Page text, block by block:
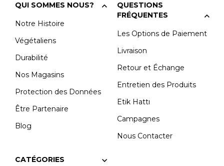
QUI SOMMES NOUS?
Notre Histoire
Végétaliens
Durabilité
Nos Magasins
Protection des Données
Être Partenaire
Blog
QUESTIONS
FRÉQUENTES
Les Options de Paiement
Livraison
Retour et Échange
Entretien des Produits
Etik Hattı
Campagnes
Nous Contacter
CATÉGORIES